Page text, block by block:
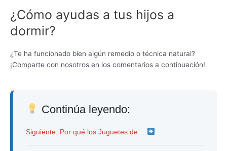
¿Cómo ayudas a tus hijos a
dormir?
¿Te ha funcionado bien algún remedio o técnica natural?
¡Comparte con nosotros en los comentarios a continuación!
Continúa leyendo:
Siguiente: Por qué los Juguetes de…